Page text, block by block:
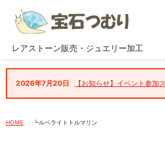
レアストーン販売・ジュエリー加工
2026年7月20日 【お知らせ】イベント参加
HOME ┗ルベライトトルマリン